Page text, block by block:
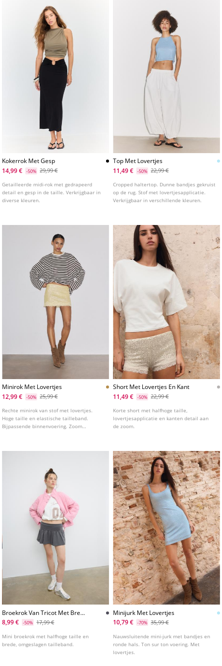
Kokerrok Met Gesp
14,99 €
-50% 29,99 €
Getailleerde midi-rok met gedrapeerd
detail en gesp in de taille. Verkrijgbaar in
diverse kleuren.
Top Met Lovertjes
11,49 €
-50% 22,99 €
Cropped haltertop. Dunne bandjes gekruist
op de rug. Stof met lovertjesapplicatie.
Verkrijgbaar in verschillende kleuren.
Minirok Met Lovertjes
12,99 €
-50% 25,99 €
Rechte minirok van stof met lovertjes.
Hoge taille en elastische tailleband.
Bijpassende binnenvoering. Zoom
Short Met Lovertjes En Kant
11,49 €
-50% 22,99 €
Korte short met halfhoge taille,
lovertjesapplicatie en kanten detail aan
de zoom.
Broekrok Van Tricot Met Brede
Tailleband
8,99 € -50% 17,99 €
Mini broekrok met halfhoge taille en
brede, omgeslagen tailleband.
Minijurk Met Lovertjes
10,79 €
-70% 35,99 €
Nauwsluitende mini-jurk met bandjes en
ronde hals. Ton sur ton voering. Met
lovertjes.